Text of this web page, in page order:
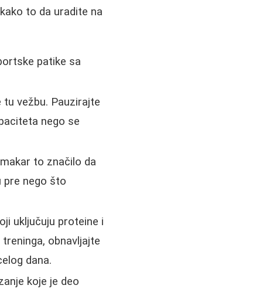
to da uradite na
patike sa
vežbu. Pauzirajte
nego se
to značilo da
pre nego što
uključuju proteine i
obnavljajte
dana.
koje je deo